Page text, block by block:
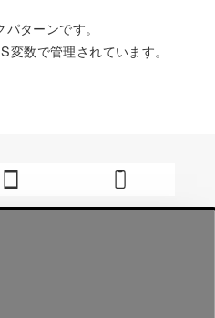
ターンです。
変数で管理されています。